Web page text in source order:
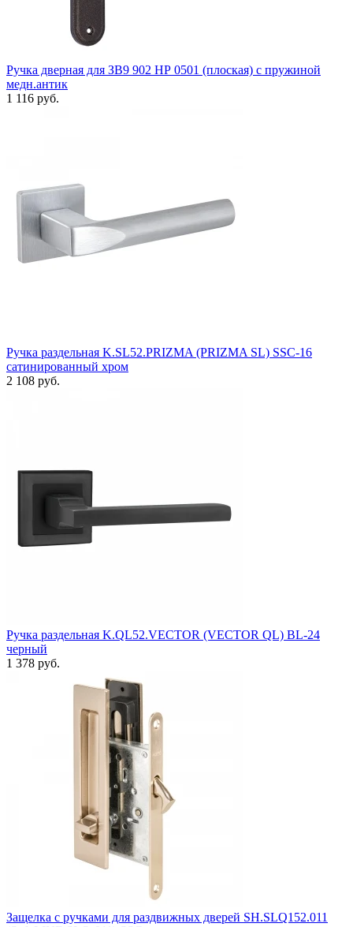
Ручка дверная для ЗВ9 902 НР 0501 (плоская) с пружиной
медн.антик
1 116 руб.
Ручка раздельная K.SL52.PRIZMA (PRIZMA SL) SSC-16
сатинированный хром
2 108 руб.
Ручка раздельная K.QL52.VECTOR (VECTOR QL) BL-24
черный
1 378 руб.
Защелка с ручками для раздвижных дверей SH.SLQ152.011